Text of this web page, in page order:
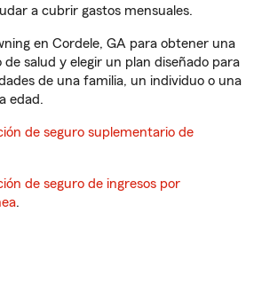
a cubrir gastos mensuales.
en Cordele, GA para obtener una
salud y elegir un plan diseñado para
de una familia, un individuo o una
edad.
de seguro suplementario de
de seguro de ingresos por
.